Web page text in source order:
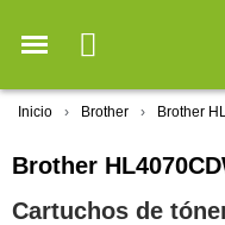
Inicio Brother Brother
Brother
Cartuchos de